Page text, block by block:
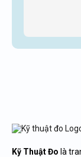
Kỹ Thuật Đo là